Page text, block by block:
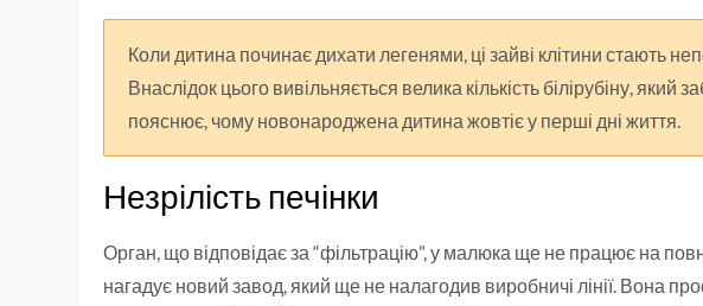
Коли дитина починає дихати легенями, ці зайві клітини стають
Внаслідок цього вивільняється велика кількість білірубіну,
пояснює, чому новонароджена дитина жовтіє у перші дні життя.
Незрілість печінки
Орган, що відповідає за “фільтрацію”, у малюка ще не працює на
нагадує новий завод, який ще не налагодив виробничі лінії. Вона